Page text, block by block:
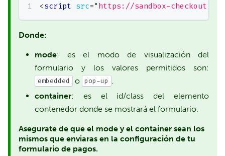
<script src=" https://sandbox-
Donde:
mode: es el modo de visualización del
formulario y los valores permitidos son:
embedded o pop-up
container: es el id/class del elemento
contenedor donde se mostrará el formulario.
Asegurate de que el mode y el container sean los
mismos que enviaras en la configuración de tu
formulario de pagos.